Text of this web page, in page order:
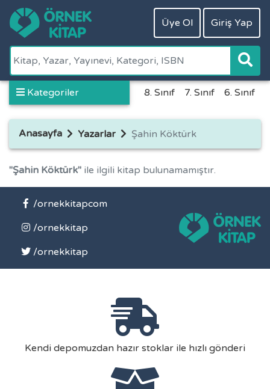
Üye Ol Giriş Yap
Kategoriler 8. Sınıf 7. Sınıf 6. Sınıf
Anasayfa Yazarlar Şahin Köktürk
"Şahin Köktürk" ile ilgili kitap bulunamamıştır.
/ornekkitapcom
/ornekkitap
/ornekkitap
Kendi depomuzdan hazır stoklar ile hızlı gönderi